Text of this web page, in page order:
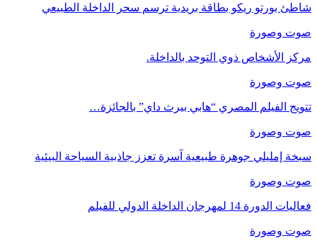
شاطئ بورتو ريكو بطاقة بريدية ترسم سحر الداخلة الطبيعي
صوت وصورة
مركز الأشخاص ذوي التوحد بالداخلة.
صوت وصورة
تتويج الفيلم المصري “هابي بيرث داي” بالجائزة…
صوت وصورة
سبخة إمليلي جوهرة طبيعية آسرة تعزز جاذبية السياحة البيئية
صوت وصورة
فعاليات الدورة 14 لمهرجان الداخلة الدولي للفيلم
صوت وصورة